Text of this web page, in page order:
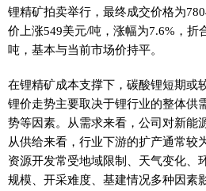
锂精矿拍卖举行，最终成交价格为
价上涨549美元/吨，涨幅为7.6%，折
吨，基本与当前市场价持平。
在锂精矿成本支撑下，碳酸锂短期或
锂价走势主要取决于锂行业的整体供
势等因素。从需求来看，公司对新能
从供给来看，行业下游的扩产通常较
资源开发常受地域限制、天气变化、
规模、开采难度、基建情况多种因素